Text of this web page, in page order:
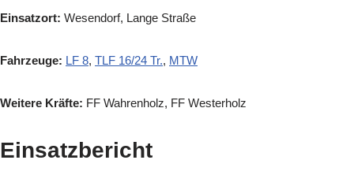
Einsatzort: Wesendorf, Lange Straße
Fahrzeuge: LF 8, TLF 16/24 Tr., MTW
Weitere Kräfte: FF Wahrenholz, FF Westerholz
Einsatzbericht